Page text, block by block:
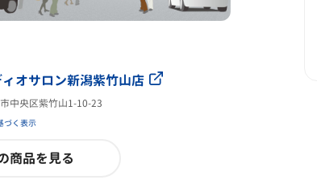
オサロン新潟紫竹山店
中央区紫竹山1-10-23
づく表示
商品を見る